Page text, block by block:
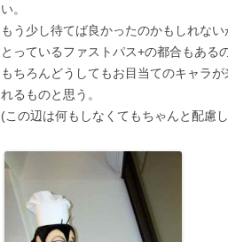
い。
もう少し待てば良かったのかもしれな
とっているファストパス+の都合もある
もちろんどうしてもお目当てのキャラ
れるものと思う。
(この辺は何もしなくてもちゃんと配慮